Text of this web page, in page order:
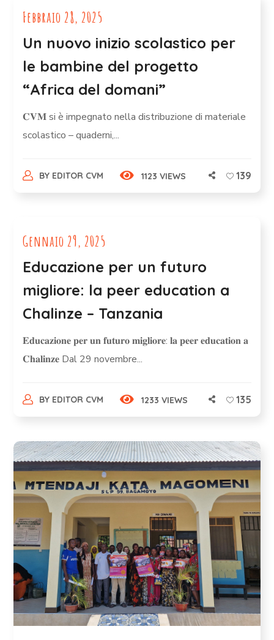
Febbraio 28, 2025
Un nuovo inizio scolastico per
le bambine del progetto
“Africa del domani”
𝐂𝐕𝐌 si è impegnato nella distribuzione di materiale
scolastico – quaderni,...
BY EDITOR CVM 1123 VIEWS 139
Gennaio 29, 2025
Educazione per un futuro
migliore: la peer education a
Chalinze – Tanzania
𝐄𝐝𝐮𝐜𝐚𝐳𝐢𝐨𝐧𝐞 𝐩𝐞𝐫 𝐮𝐧 𝐟𝐮𝐭𝐮𝐫𝐨 𝐦𝐢𝐠𝐥𝐢𝐨𝐫𝐞: 𝐥𝐚 𝐩𝐞𝐞𝐫 𝐞𝐝𝐮𝐜𝐚𝐭𝐢𝐨𝐧 𝐚
𝐂𝐡𝐚𝐥𝐢𝐧𝐳𝐞 Dal 29 novembre...
BY EDITOR CVM 1233 VIEWS 135